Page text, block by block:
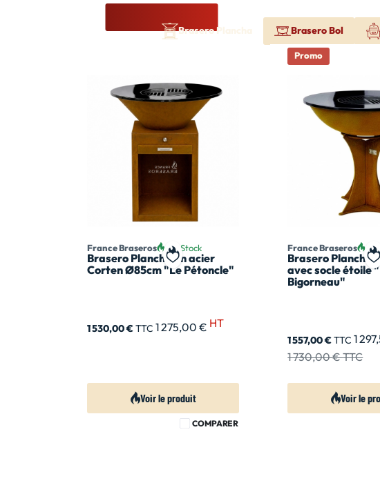
Brasero Plancha Brasero Bol
Ajouter à ma liste de souhait
France Braseros En Stock
Brasero Plancha en acier
Corten Ø85cm "Le Pétoncle"
1 530,00 €TTC 1 275,00 € HT
Voir le produit
COMPARER
Promo
France Braseros
Brasero Plancha
avec socle étoile
Bigorneau"
1 557,00 €TTC 1
1 730,00 €TTC
Voir le